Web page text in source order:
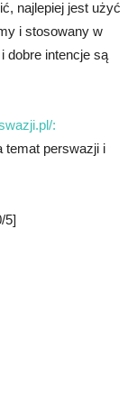
najlepiej jest użyć
i stosowany w
dobre intencje są
:
temat perswazji i
5]